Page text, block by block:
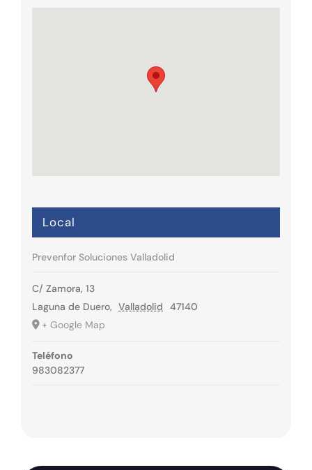
Local
Prevenfor Soluciones Valladolid
C/ Zamora, 13
Laguna de Duero, Valladolid
47140
+ Google Map
Teléfono
983082377